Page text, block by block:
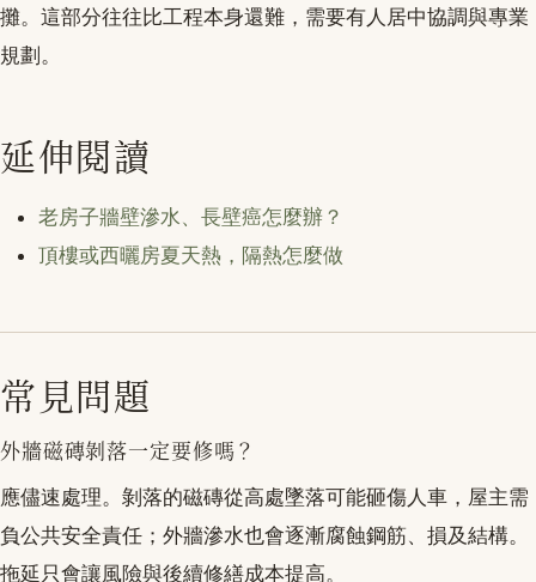
攤。這部分往往比工程本身還難，需要有人居中協調與專業
規劃。
延伸閱讀
老房子牆壁滲水、長壁癌怎麼辦？
頂樓或西曬房夏天熱，隔熱怎麼做
常見問題
外牆磁磚剝落一定要修嗎？
應儘速處理。剝落的磁磚從高處墜落可能砸傷人車，屋主需
負公共安全責任；外牆滲水也會逐漸腐蝕鋼筋、損及結構。
拖延只會讓風險與後續修繕成本提高。